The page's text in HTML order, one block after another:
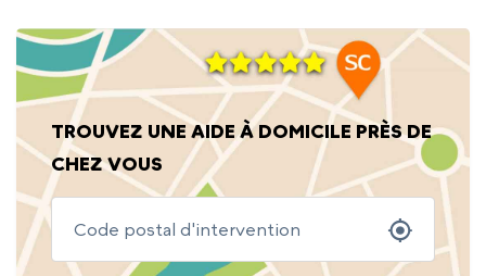
TROUVEZ UNE AIDE À DOMICILE PRÈS DE
CHEZ VOUS